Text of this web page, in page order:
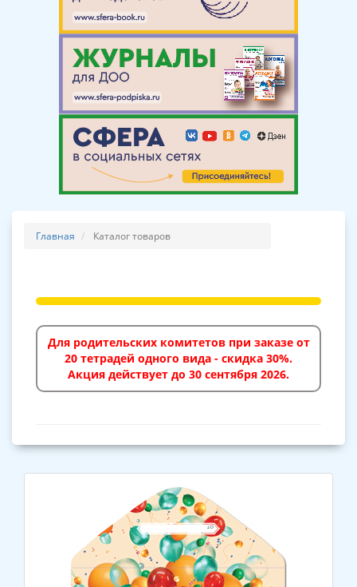
Главная Каталог товаров
Для родительских комитетов при заказе от
20 тетрадей одного вида - скидка 30%.
Акция действует до 30 сентября 2026.